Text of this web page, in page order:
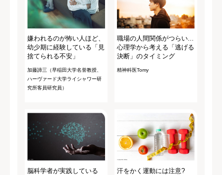
嫌われるのが怖い人ほど、
幼少期に経験している「見
捨てられる不安」
加藤諦三（早稲田大学名誉教授、
ハーヴァード大学ライシャワー研
究所客員研究員）
職場の人間関係がつらい...
心理学から考える「逃げる
決断」のタイミング
精神科医Tomy
脳科学者が実践している
汗をかく運動には注意?